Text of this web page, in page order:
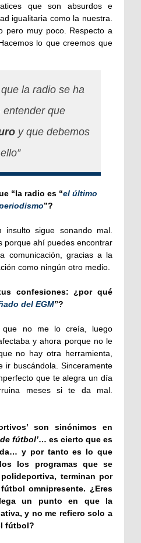
que son absurdos e
igualitaria como la nuestra.
pero muy poco. Respecto a
lo que creemos que
la radio se ha
entender que
y que debemos
“la radio es “el último
”?
sigue sonando mal.
porque ahí puedes encontrar
comunicación, gracias a la
como ningún otro medio.
confesiones: ¿por qué
del EGM”?
que no me lo creía, luego
y ahora porque no le
no hay otra herramienta,
ir buscándola. Sinceramente
que te alegra un día
meses si te da mal.
son sinónimos en
fútbol’… es cierto que es
y por tanto es lo que
los programas que se
terminan por
omnipresente. ¿Eres
un punto en que la
y no me refiero solo a
fútbol?